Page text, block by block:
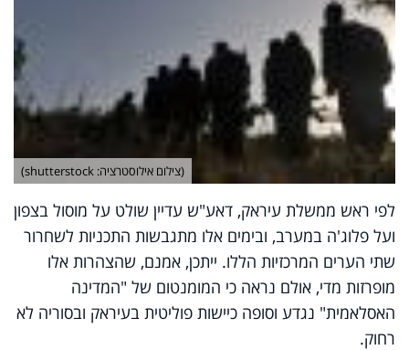
(צילום אילוסטרציה: shutterstock)
לפי ראש ממשלת עיראק, דאע"ש עדיין שולט על מוסול בצפון
ועל פלוג'ה במערב, ובימים אלו מתגבשות התכניות לשחרור
שתי הערים המרכזיות הללו. ייתכן, אמנם, שהצהרות אלו
מופרזות מדי, אולם נראה כי המומנטום של "המדינה
האסלאמית" נגדע וסופה כיישות פוליטית בעיראק ובסוריה לא
רחוק.